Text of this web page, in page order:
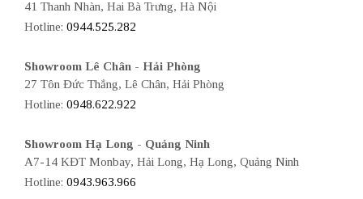
41 Thanh Nhàn, Hai Bà Trưng, Hà Nội
Hotline: 0944.525.282
Showroom Lê Chân - Hải Phòng
27 Tôn Đức Thắng, Lê Chân, Hải Phòng
Hotline: 0948.622.922
Showroom Hạ Long - Quảng Ninh
A7-14 KĐT Monbay, Hải Long, Hạ Long, Quảng Ninh
Hotline: 0943.963.966